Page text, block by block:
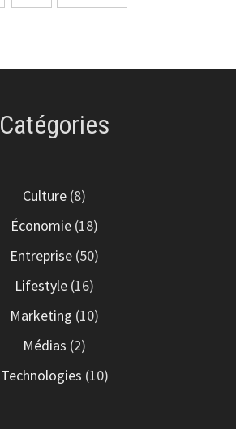
Catégories
Culture (8)
Économie (18)
Entreprise (50)
Lifestyle (16)
Marketing (10)
Médias (2)
Technologies (10)